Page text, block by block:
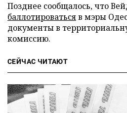
Позднее сообщалось, что
баллотироватьсяв мэры
документы в
комиссию.
СЕЙЧАС ЧИТАЮТ